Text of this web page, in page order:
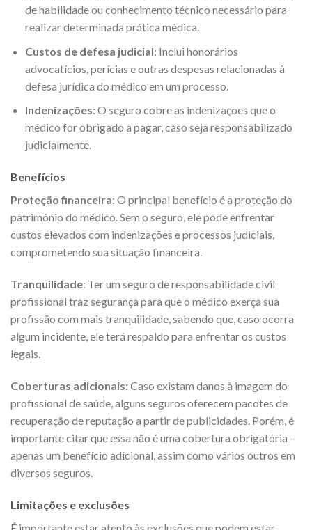
de habilidade ou conhecimento técnico necessário para
realizar determinada prática médica.
Custos de defesa judicial: Inclui honorários
advocatícios, perícias e outras despesas relacionadas à
defesa jurídica do médico em um processo.
Indenizações: O seguro cobre as indenizações que o
médico for obrigado a pagar, caso seja responsabilizado
judicialmente.
Benefícios
Proteção financeira: O principal benefício é a proteção do
patrimônio do médico. Sem o seguro, ele pode enfrentar
custos elevados com indenizações e processos judiciais,
comprometendo sua situação financeira.
Tranquilidade: Ter um seguro de responsabilidade civil
profissional traz segurança para que o médico exerça sua
profissão com mais tranquilidade, sabendo que, caso ocorra
algum incidente, ele terá respaldo para enfrentar os custos
legais.
Coberturas adicionais:Caso existam danos à imagem do
profissional de saúde, alguns seguros oferecem pacotes de
recuperação de reputação a partir de publicidades. Porém, é
importante citar que essa não é uma cobertura obrigatória –
apenas um benefício adicional, assim como vários outros em
diversos seguros.
Limitações e exclusões
É importante estar atento às exclusões que podem estar